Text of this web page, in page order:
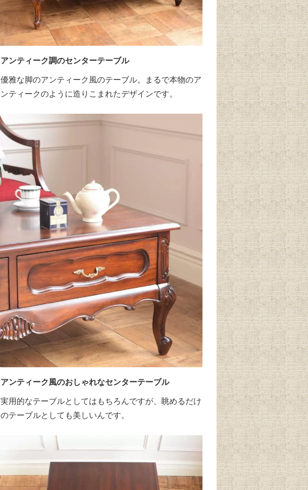
アンティーク調のセンターテーブル
優雅な脚のアンティーク風のテーブル。まるで本物のア
ンティークのように造りこまれたデザインです。
アンティーク風のおしゃれなセンターテーブル
実用的なテーブルとしてはもちろんですが、眺めるだけ
のテーブルとしても美しいんです。